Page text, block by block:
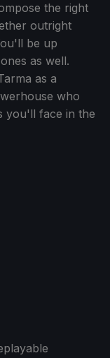
the right
outright
be up
as well.
as a
who
you'll face in the